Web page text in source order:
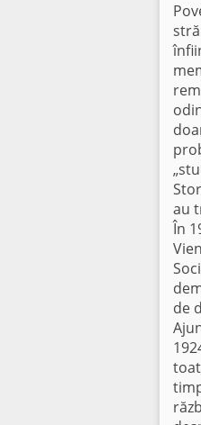
au
În
de